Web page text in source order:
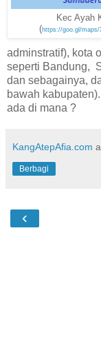
Kec Ayah
(https://goo.gl/maps/
adminstratif), kota
seperti Bandung,
dan sebagainya,
bawah
ada di mana ?
KangAtepAfia.com
Berbagi
‹